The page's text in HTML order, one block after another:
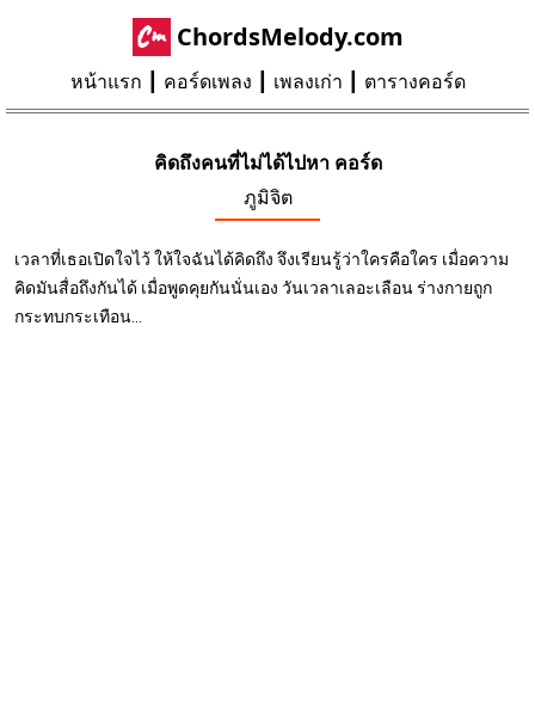
ChordsMelody.com
หน้าแรก คอร์ดเพลง เพลงเก่า ตารางคอร์ด
คิดถึงคนที่ไม่ได้ไปหา คอร์ด
ภูมิจิต
เวลาที่เธอเปิดใจไว้ ให้ใจฉันได้คิดถึง จึงเรียนรู้ว่าใครคือใคร เมื่อความ
คิดมันสื่อถึงกันได้ เมื่อพูดคุยกันนั่นเอง วันเวลาเลอะเลือน ร่างกายถูก
กระทบกระเทือน...